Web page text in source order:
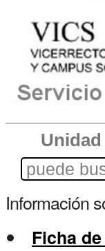
Información
Ficha